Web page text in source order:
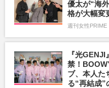
優太が“海
格が大幅変
週刊女性PRIME
『光
禁！
ブ、本人た
る“再結成”